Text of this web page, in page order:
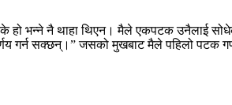
के हो भन्ने नै थाहा थिएन। मैले एकपटक उनैलाई
गर्न सक्छन्।” जसको मुखबाट मैले पहिलो पटक